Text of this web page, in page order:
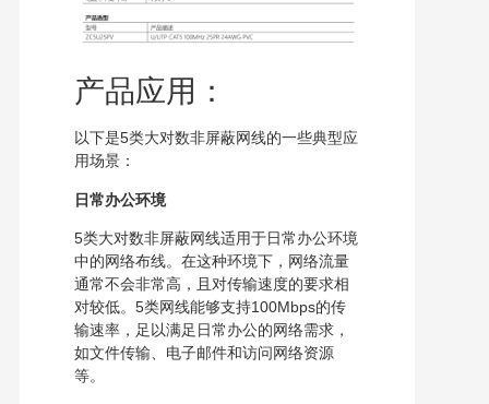
产品应用：
以下是5类大对数非屏蔽网线的一些典型应
用场景：
日常办公环境
5类大对数非屏蔽网线适用于日常办公环境
中的网络布线。在这种环境下，网络流量
通常不会非常高，且对传输速度的要求相
对较低。5类网线能够支持100Mbps的传
输速率，足以满足日常办公的网络需求，
如文件传输、电子邮件和访问网络资源
等。